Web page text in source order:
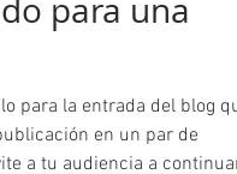
1 min de lectura
para una
para la entrada del blog